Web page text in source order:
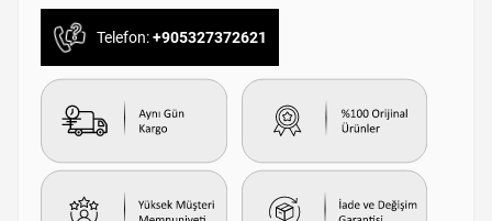
Telefon:+905327372621